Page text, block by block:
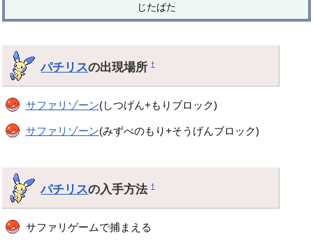
じたばた
パチリスの出現場所†
サファリゾーン(しつげん+もりブロック)
サファリゾーン(みずべのもり+そうげんブロック)
パチリスの入手方法†
サファリゲームで捕まえる